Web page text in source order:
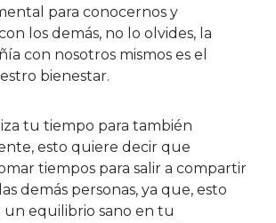
para conocernos y
los demás, no lo olvides, la
con nosotros mismos es el
bienestar.
tu tiempo para también
esto quiere decir que
tiempos para salir a compartir
demás personas, ya que, esto
equilibrio sano en tu